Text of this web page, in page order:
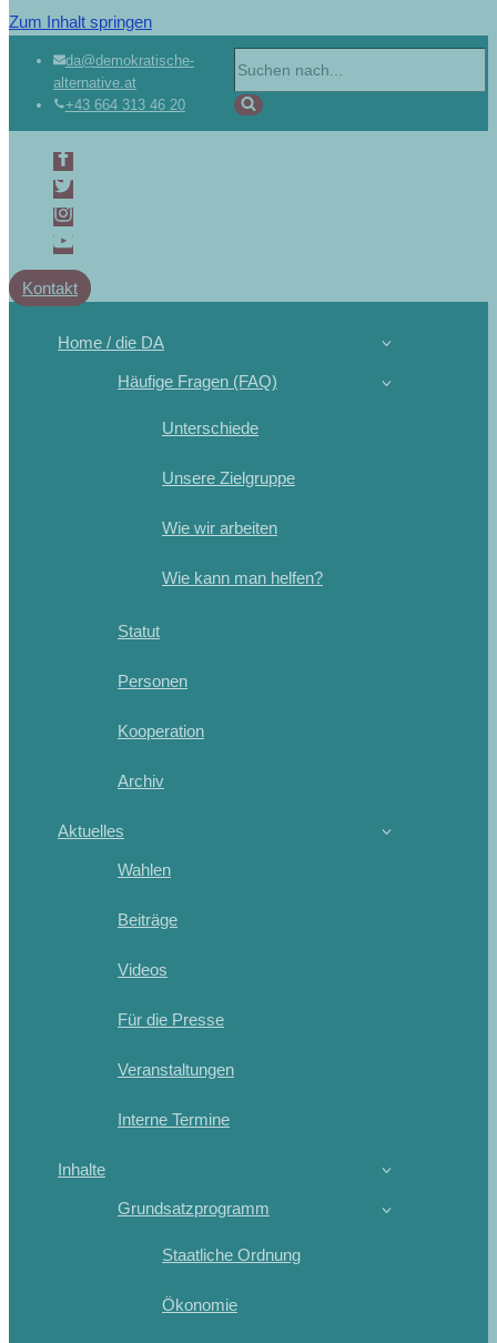
Zum Inhalt springen
da@demokratische-
alternative.at
+43 664 313 46 20
Kontakt
Home / die DA
Häufige Fragen (FAQ)
Unterschiede
Unsere Zielgruppe
Wie wir arbeiten
Wie kann man helfen?
Statut
Personen
Kooperation
Archiv
Aktuelles
Wahlen
Beiträge
Videos
Für die Presse
Veranstaltungen
Interne Termine
Inhalte
Grundsatzprogramm
Staatliche Ordnung
Ökonomie